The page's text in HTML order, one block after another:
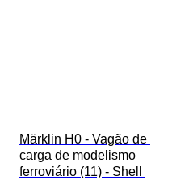
Märklin H0 - Vagão de
carga de modelismo
ferroviário (11) - Shell